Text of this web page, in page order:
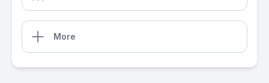
More